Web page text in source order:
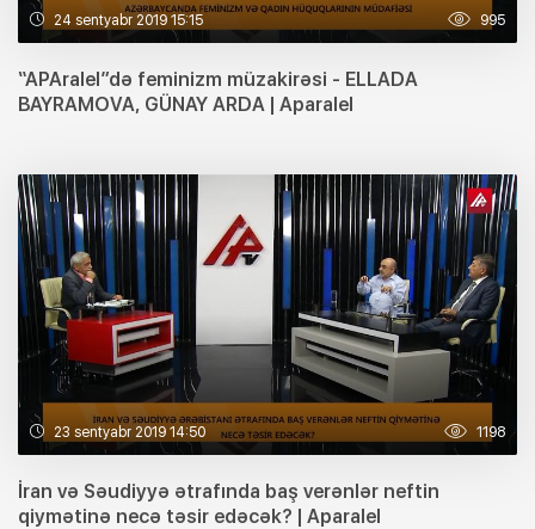
24 sentyabr 2019 15:15 995
“APAralel”də feminizm müzakirəsi - ELLADA
BAYRAMOVA, GÜNAY ARDA | Aparalel
23 sentyabr 2019 14:50 1198
İran və Səudiyyə ətrafında baş verənlər neftin
qiymətinə necə təsir edəcək? | Aparalel